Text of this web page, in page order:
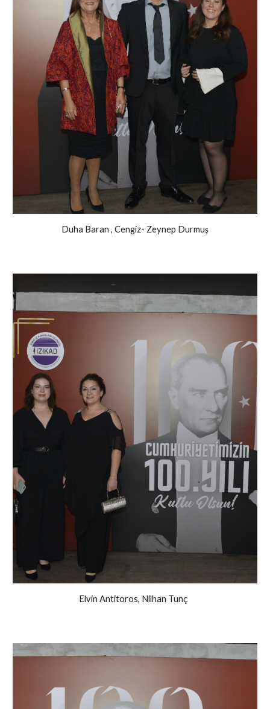
Duha Baran , Cengiz- Zeynep Durmuş
Elvin Antitoros, Nilhan Tunç